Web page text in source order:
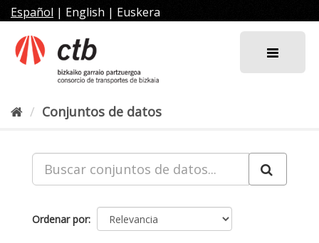
al
contenido
Español | English | Euskera
Conjuntos de datos
Ordenar por